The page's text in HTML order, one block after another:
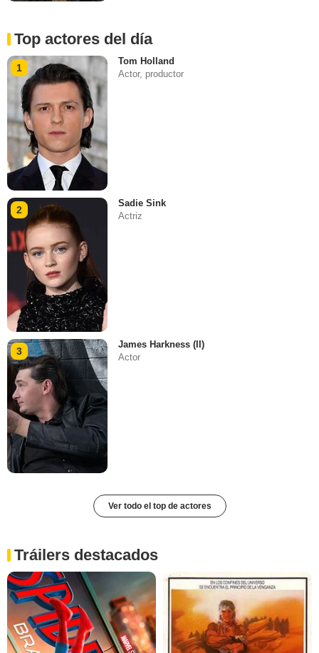
Top actores del día
1
Tom Holland
Actor, productor
2
Sadie Sink
Actriz
3
James Harkness (II)
Actor
Ver todo el top de actores
Tráilers destacados